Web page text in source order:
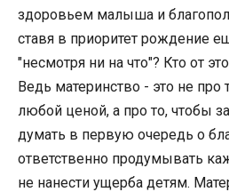
здоровьем малыша и
ставя в приоритет рождение
"несмотря ни на что"? Кто от
Ведь материнство - это не про
любой ценой, а про то, чтобы
думать в первую очередь о
ответственно продумывать
не нанести ущерба детям.